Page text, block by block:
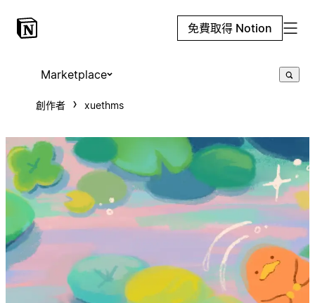
免費取得 Notion
Marketplace
創作者 xuethms